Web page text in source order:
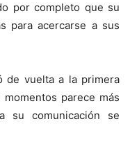
por completo que su
para acercarse a sus
de vuelta a la primera
parece más
su comunicación se